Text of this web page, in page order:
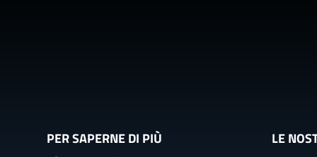
PER SAPERNE DI PIÙ LE